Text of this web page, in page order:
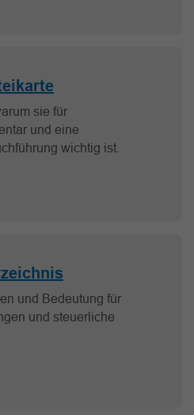
sie für
und eine
wichtig ist.
und Bedeutung für
und steuerliche